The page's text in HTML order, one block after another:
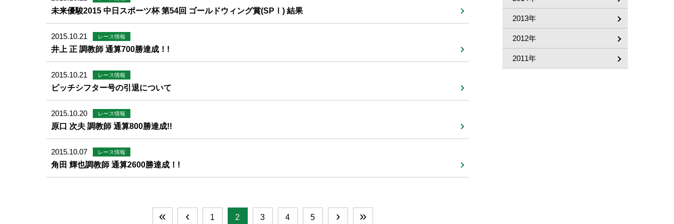
未来優駿2015 中日スポーツ杯 第54回 ゴールドウィング賞(SPⅠ) 結果
2015.10.21 レース情報
井上 正 調教師 通算700勝達成！!
2015.10.21 レース情報
ピッチシフター号の引退について
2015.10.20 レース情報
原口 次夫 調教師 通算800勝達成!!
2015.10.07 レース情報
角田 輝也調教師 通算2600勝達成！!
« ‹ 1 2 3 4 5 › »
2013年
2012年
2011年